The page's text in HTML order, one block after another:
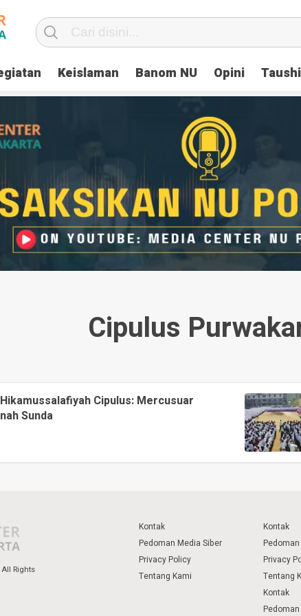
Keislaman Banom NU Opini
Cipulus
Cipulus: Mercusuar
Sunda
Rights
Kontak
Pedoman Media Siber
Privacy Policy
Tentang Kami
Kontak
Privacy
Tentang
Kontak